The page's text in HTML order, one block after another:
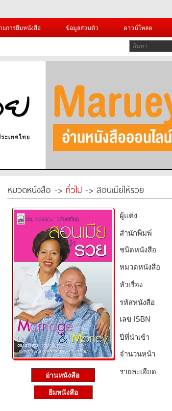
ยการยืมหนังสือ ข้อมูลส่วนตัว ดาวน์โหลด
หมวดหนังสือ -> ทั่วไป -> สอนเมียให้รวย
อ่านหนังสือ
ยืมหนังสือ
ผู้แต่ง
สำนักพิมพ์
ชนิดหนังสือ­
หมวดหนังสือ­
หัวเรื่อง
รหัสหนังสือ­
เลข ISBN
ปีที่นำเข้า
จำนวนหน้า
รายละเอียด